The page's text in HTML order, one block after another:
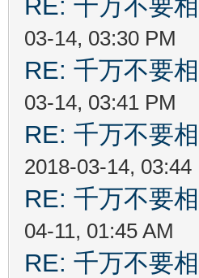
RE: 千万不要
03-14, 03:30 PM
RE: 千万不要
03-14, 03:41 PM
RE: 千万不要
2018-03-14, 03:44
RE: 千万不要
04-11, 01:45 AM
RE: 千万不要